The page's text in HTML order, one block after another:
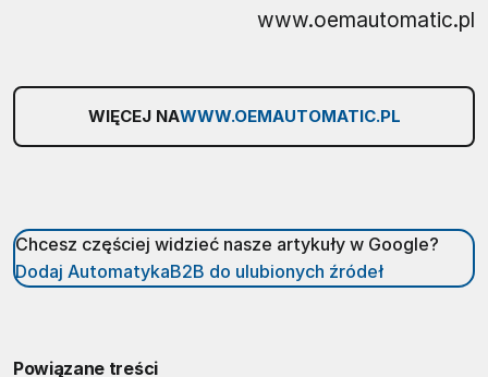
www.oemautomatic.pl
WIĘCEJ NAWWW.OEMAUTOMATIC.PL
Chcesz częściej widzieć nasze artykuły w Google?
Dodaj AutomatykaB2B do ulubionych źródeł
Powiązane treści